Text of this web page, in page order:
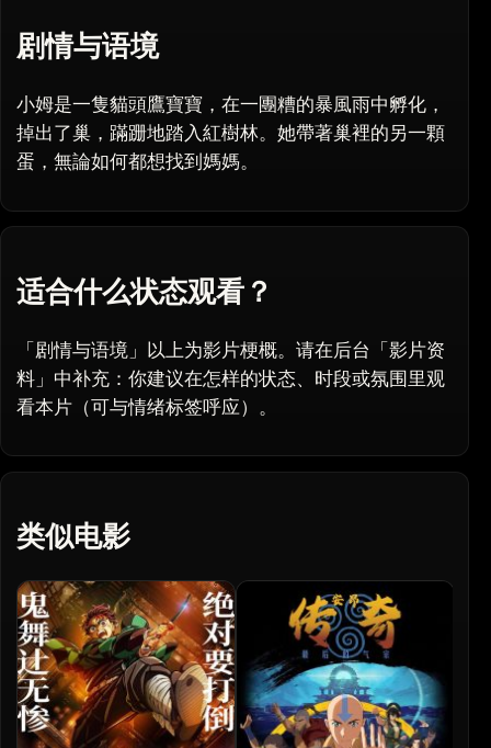
剧情与语境
小姆是一隻貓頭鷹寶寶，在一團糟的暴風雨中孵化，
掉出了巢，蹣跚地踏入紅樹林。她帶著巢裡的另一顆
蛋，無論如何都想找到媽媽。
适合什么状态观看？
「剧情与语境」以上为影片梗概。请在后台「影片资
料」中补充：你建议在怎样的状态、时段或氛围里观
看本片（可与情绪标签呼应）。
类似电影